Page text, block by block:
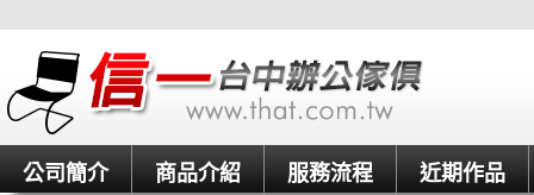
公司簡介 商品介紹 服務流程 近期作品